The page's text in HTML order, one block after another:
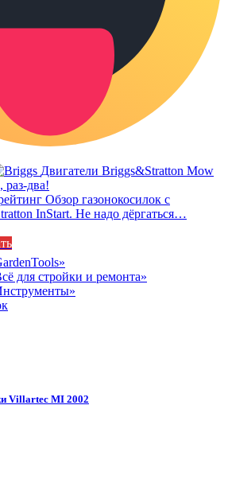
Двигатели Briggs&Stratton Mow
раз-два!
Обзор газонокосилок с
InStart. Не надо дёргаться…
для стройки и ремонта»
Villartec MI 2002